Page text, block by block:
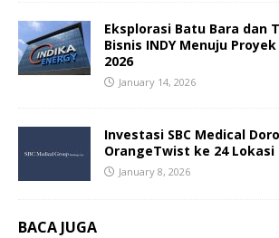
Eksplorasi Batu Bara dan
Bisnis INDY Menuju
2026
January 14, 2026
Investasi SBC Medical
OrangeTwist ke 24 Lokasi
January 8, 2026
BACA JUGA